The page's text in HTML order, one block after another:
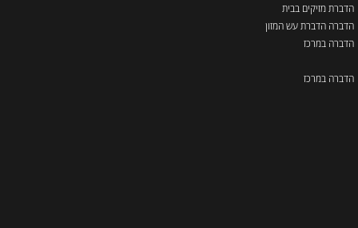
הדברת מזיקים בבית
הדברה הדברת עש המזון
הדברה במרכז
הדברה במרכז